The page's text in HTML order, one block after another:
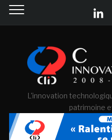
L'innovation
patrimoine